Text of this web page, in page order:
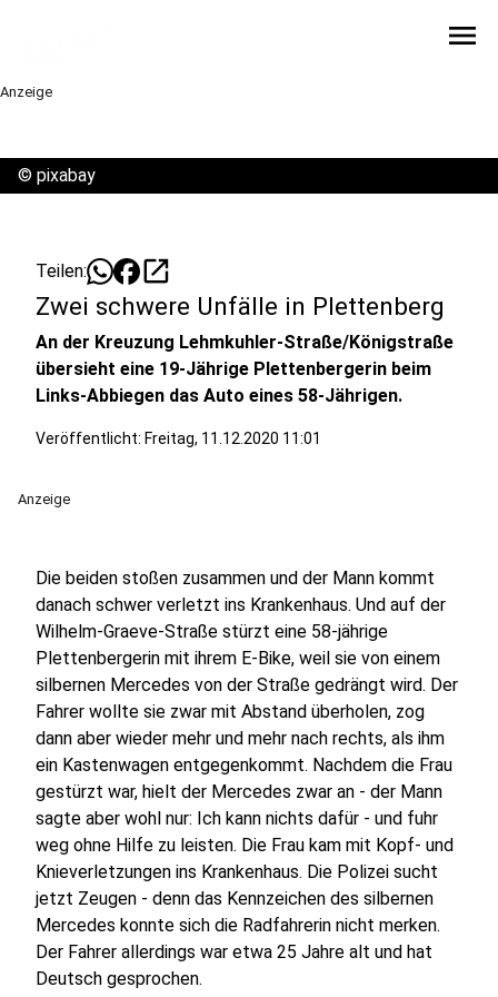
menu
Anzeige
© pixabay
Teilen: open_in_new
Zwei schwere Unfälle in Plettenberg
An der Kreuzung Lehmkuhler-Straße/Königstraße
übersieht eine 19-Jährige Plettenbergerin beim
Links-Abbiegen das Auto eines 58-Jährigen.
Veröffentlicht: Freitag, 11.12.2020 11:01
Anzeige
Die beiden stoßen zusammen und der Mann kommt
danach schwer verletzt ins Krankenhaus. Und auf der
Wilhelm-Graeve-Straße stürzt eine 58-jährige
Plettenbergerin mit ihrem E-Bike, weil sie von einem
silbernen Mercedes von der Straße gedrängt wird. Der
Fahrer wollte sie zwar mit Abstand überholen, zog
dann aber wieder mehr und mehr nach rechts, als ihm
ein Kastenwagen entgegenkommt. Nachdem die Frau
gestürzt war, hielt der Mercedes zwar an - der Mann
sagte aber wohl nur: Ich kann nichts dafür - und fuhr
weg ohne Hilfe zu leisten. Die Frau kam mit Kopf- und
Knieverletzungen ins Krankenhaus. Die Polizei sucht
jetzt Zeugen - denn das Kennzeichen des silbernen
Mercedes konnte sich die Radfahrerin nicht merken.
Der Fahrer allerdings war etwa 25 Jahre alt und hat
Deutsch gesprochen.